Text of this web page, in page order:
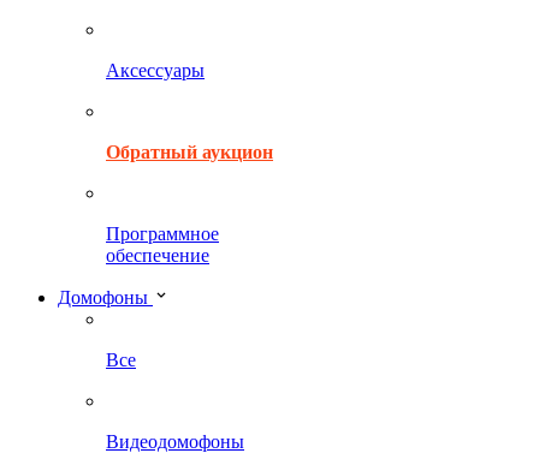
Аксессуары
Обратный аукцион
Программное
обеспечение
Домофоны
Все
Видеодомофоны